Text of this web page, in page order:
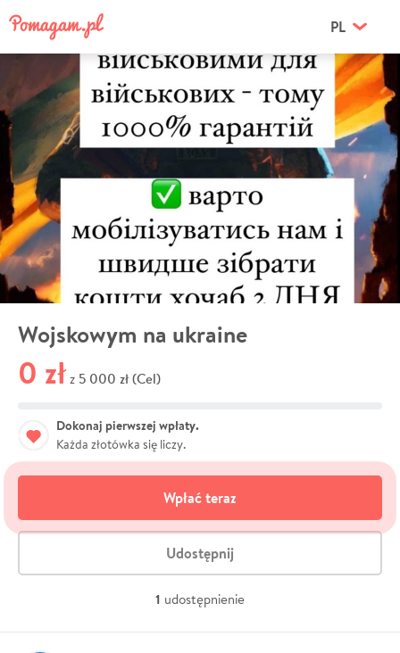
PL
Wojskowym na ukraine
0 zł z 5 000 zł (Cel)
Dokonaj pierwszej wpłaty.
Każda złotówka się liczy.
Wpłać teraz
Udostępnij
1 udostępnienie